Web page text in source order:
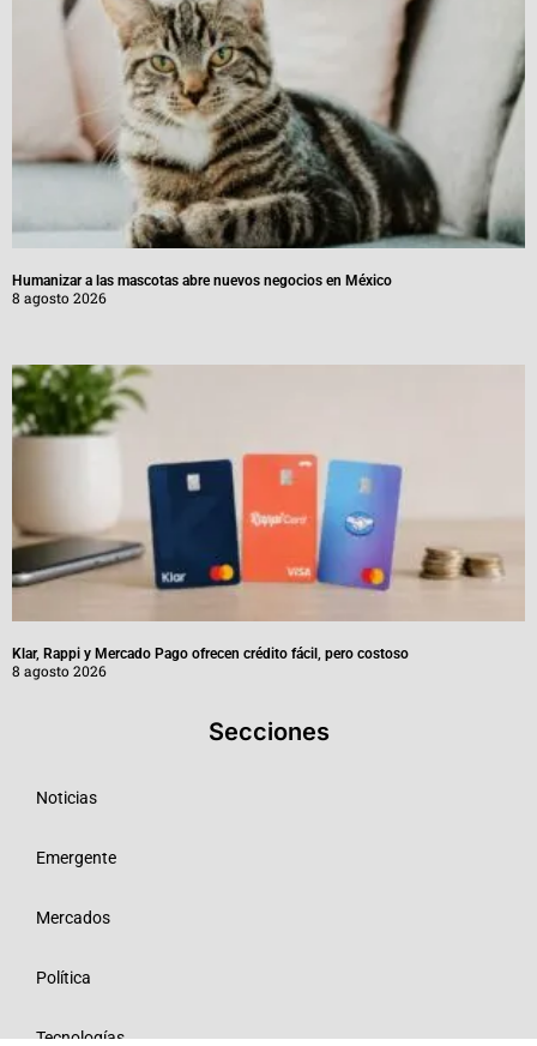
Humanizar a las mascotas abre nuevos negocios en México
8 agosto 2026
Klar, Rappi y Mercado Pago ofrecen crédito fácil, pero costoso
8 agosto 2026
Secciones
Noticias
Emergente
Mercados
Política
Tecnologías